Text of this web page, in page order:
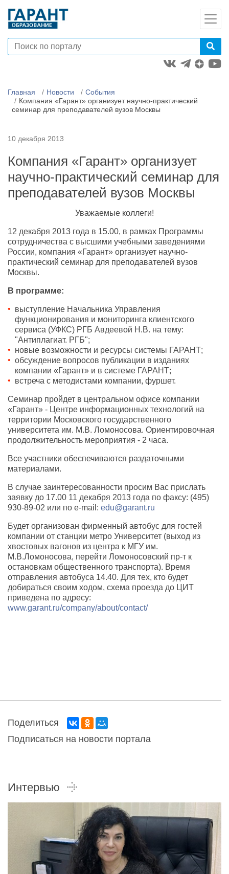
Главная Новости
События
Компания «Гарант» организует научно-практический
семинар для преподавателей вузов Москвы
10 декабря 2013
Компания «Гарант» организует
научно-практический семинар для
преподавателей вузов Москвы
Уважаемые коллеги!
12 декабря 2013 года в 15.00, в рамках Программы
сотрудничества с высшими учебными заведениями
России, компания «Гарант» организует научно-
практический семинар для преподавателей вузов
Москвы.
В программе:
выступление Начальника Управления
функционирования и мониторинга клиентского
сервиса (УФКС) РГБ Авдеевой Н.В. на тему:
"Антиплагиат. РГБ";
новые возможности и ресурсы системы ГАРАНТ;
обсуждение вопросов публикации в изданиях
компании «Гарант» и в системе ГАРАНТ;
встреча с методистами компании, фуршет.
Семинар пройдет в центральном офисе компании
«Гарант» - Центре информационных технологий на
территории Московского государственного
университета им. М.В. Ломоносова. Ориентировочная
продолжительность мероприятия - 2 часа.
Все участники обеспечиваются раздаточными
материалами.
В случае заинтересованности просим Вас прислать
заявку до 17.00 11 декабря 2013 года по факсу: (495)
930-89-02 или по e-mail: edu@garant.ru
Будет организован фирменный автобус для гостей
компании от станции метро Университет (выход из
хвостовых вагонов из центра к МГУ им.
М.В.Ломоносова, перейти Ломоносовский пр-т к
остановкам общественного транспорта). Время
отправления автобуса 14.40. Для тех, кто будет
добираться своим ходом, схема проезда до ЦИТ
приведена по адресу:
www.garant.ru/company/about/contact/
Поделиться
Подписаться на новости портала
Интервью